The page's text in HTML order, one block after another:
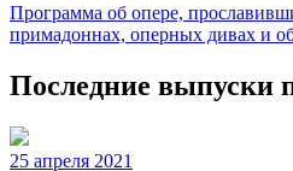
Программа об опере,
примадоннах, оперных дивах и
Последние выпуски
25 апреля 2021